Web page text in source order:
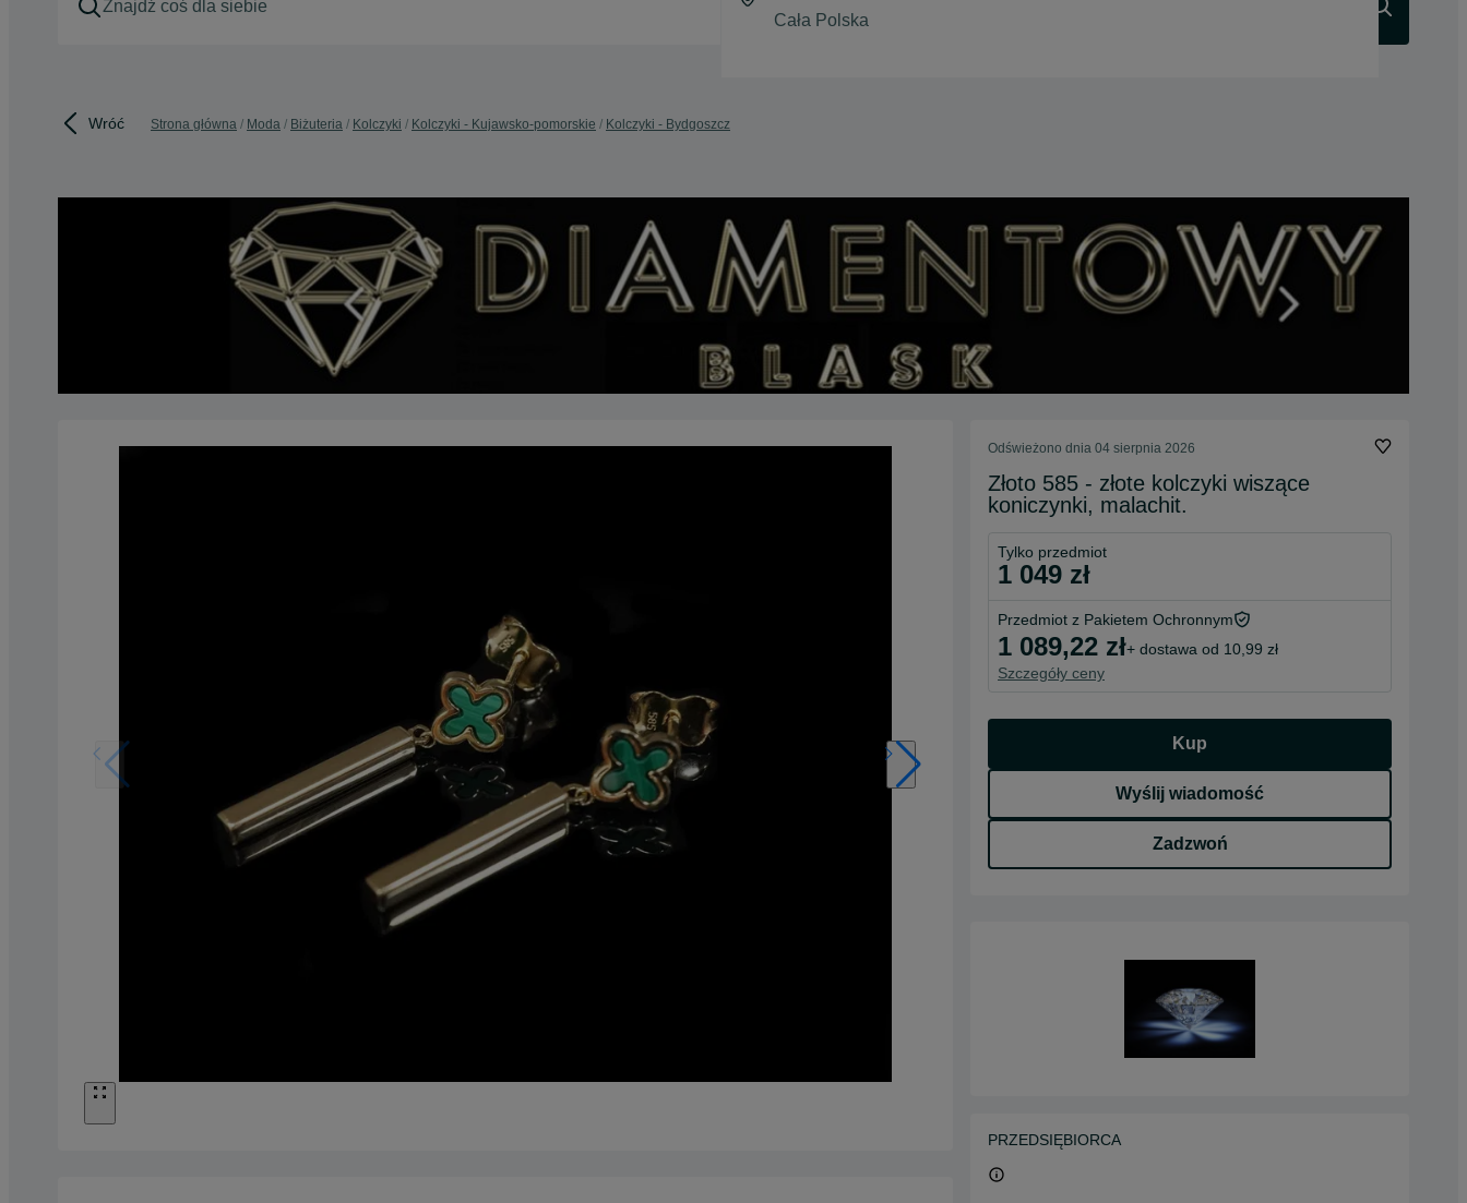
Wróć Strona główna Moda Biżuteria Kolczyki Kolczyki - Kujawsko-pomorskie Kolczyki - Bydgoszcz
Odświeżono dnia 04 sierpnia 2026
Złoto 585 - złote kolczyki wiszące
koniczynki, malachit.
Tylko przedmiot
1 049 zł
Przedmiot z Pakietem Ochronnym
1 089,22 zł+ dostawa od 10,99 zł
Szczegóły ceny
Kup
Wyślij wiadomość
Zadzwoń
PRZEDSIĘBIORCA